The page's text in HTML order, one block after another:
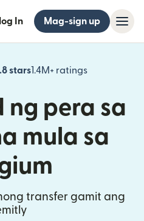
In Mag-sign up
stars1.4M+ ratings
(bubukas
ng pera sa
mula sa
transfer gamit ang